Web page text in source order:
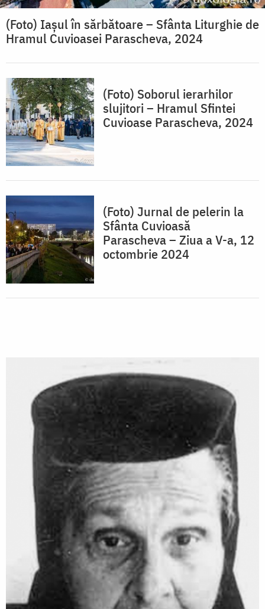
(Foto) Iașul în sărbătoare – Sfânta Liturghie de
Hramul Cuvioasei Parascheva, 2024
(Foto) Soborul ierarhilor
slujitori – Hramul Sfintei
Cuvioase Parascheva, 2024
(Foto) Jurnal de pelerin la
Sfânta Cuvioasă
Parascheva – Ziua a V-a, 12
octombrie 2024